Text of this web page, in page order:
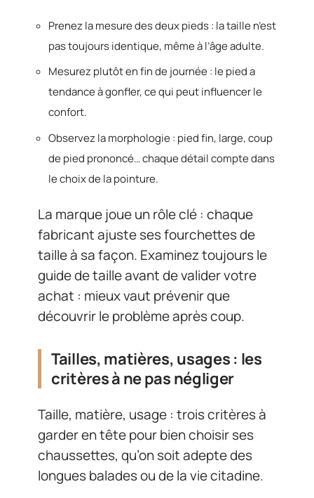
Prenez la mesure des deux pieds : la taille n’est
pas toujours identique, même à l’âge adulte.
Mesurez plutôt en fin de journée : le pied a
tendance à gonfler, ce qui peut influencer le
confort.
Observez la morphologie : pied fin, large, coup
de pied prononcé… chaque détail compte dans
le choix de la pointure.
La marque joue un rôle clé : chaque
fabricant ajuste ses fourchettes de
taille à sa façon. Examinez toujours le
guide de taille avant de valider votre
achat : mieux vaut prévenir que
découvrir le problème après coup.
Tailles, matières, usages : les
critères à ne pas négliger
Taille, matière, usage : trois critères à
garder en tête pour bien choisir ses
chaussettes, qu’on soit adepte des
longues balades ou de la vie citadine.